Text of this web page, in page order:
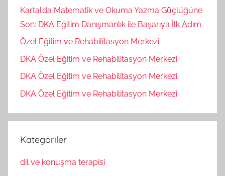
Kartal’da Matematik ve Okuma Yazma Güçlüğüne
Son: DKA Eğitim Danışmanlık ile Başarıya İlk Adım
Özel Eğitim ve Rehabilitasyon Merkezi
DKA Özel Eğitim ve Rehabilitasyon Merkezi
DKA Özel Eğitim ve Rehabilitasyon Merkezi
DKA Özel Eğitim ve Rehabilitasyon Merkezi
Kategoriler
dil ve konuşma terapisi